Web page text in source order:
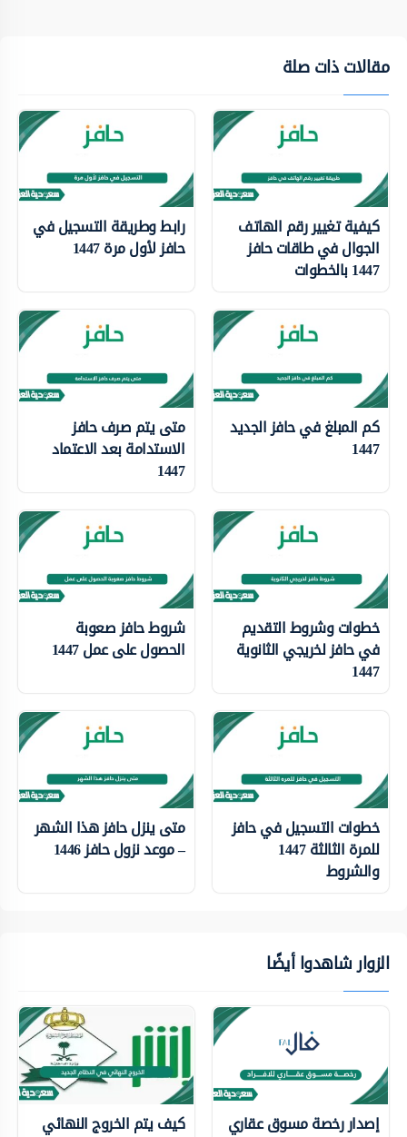
مقالات ذات صلة
كيفية تغيير رقم الهاتف
الجوال في طاقات حافز
1447 بالخطوات
رابط وطريقة التسجيل في
حافز لأول مرة 1447
كم المبلغ في حافز الجديد
1447
متى يتم صرف حافز
الاستدامة بعد الاعتماد
1447
خطوات وشروط التقديم
في حافز لخريجي الثانوية
1447
شروط حافز صعوبة
الحصول على عمل 1447
خطوات التسجيل في حافز
للمرة الثالثة 1447
والشروط
متى ينزل حافز هذا الشهر
– موعد نزول حافز 1446
الزوار شاهدوا أيضًا
إصدار رخصة مسوق عقاري كيف يتم الخروج النهائي